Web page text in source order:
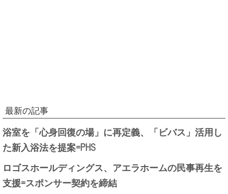
最新の記事
浴室を「心身回復の場」に再定義、「ビバス」活用し
た新入浴法を提案=PHS
ロゴスホールディングス、アエラホームの民事再生を
支援=スポンサー契約を締結